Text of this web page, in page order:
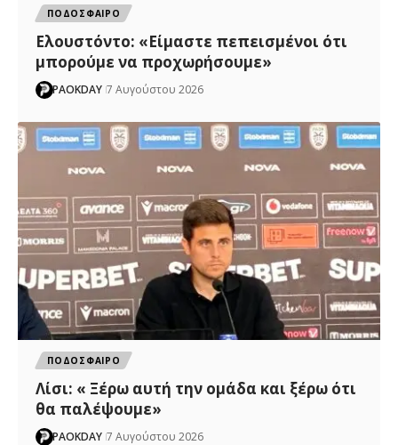
ΠΟΔΟΣΦΑΙΡΟ
Ελουστόντο: «Είμαστε πεπεισμένοι ότι
μπορούμε να προχωρήσουμε»
PAOKDAY 7 Αυγούστου 2026
ΠΟΔΟΣΦΑΙΡΟ
Λίσι: « Ξέρω αυτή την ομάδα και ξέρω ότι
θα παλέψουμε»
PAOKDAY 7 Αυγούστου 2026